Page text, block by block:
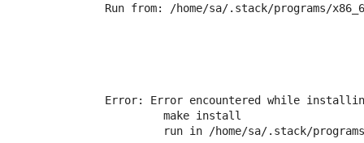
Run from: /home/sa/.stack/programs/
Error: Error encountered while
make install
run in /home/sa/.stack/programs/